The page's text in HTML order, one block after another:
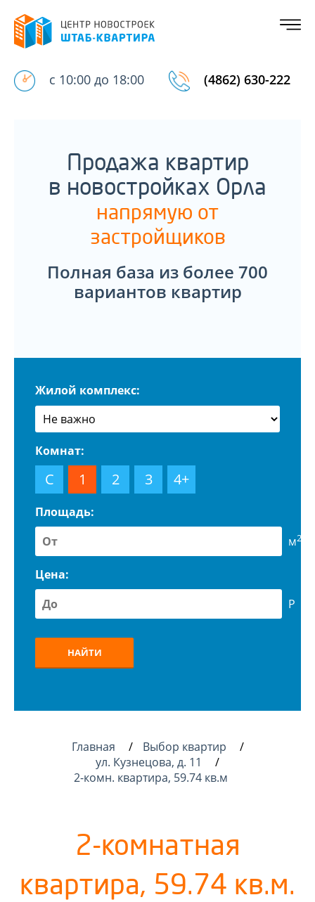
с 10:00 до 18:00 (4862) 630-222
Продажа квартир
в новостройках Орла
напрямую от
застройщиков
Полная база из более 700
вариантов квартир
Жилой комплекс:
Комнат:
С 1 2 3 4+
Площадь:
м2
Цена:
Р
НАЙТИ
Главная
Выбор квартир
ул. Кузнецова, д. 11
2-комн. квартира, 59.74 кв.м
2-комнатная
квартира, 59.74 кв.м.